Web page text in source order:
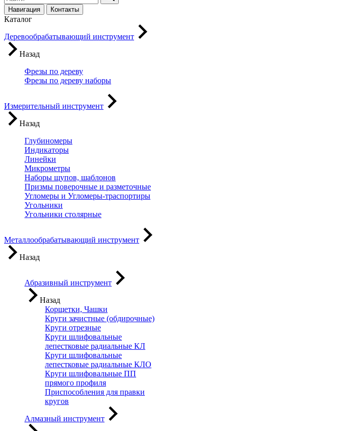
Навигация Контакты
Каталог
Деревообрабатывающий инструмент
Назад
Фрезы по дереву
Фрезы по дереву наборы
Измерительный инструмент
Назад
Глубиномеры
Индикаторы
Линейки
Микрометры
Наборы щупов, шаблонов
Призмы поверочные и разметочные
Угломеры и Угломеры-траспортиры
Угольники
Угольники столярные
Металлообрабатывающий инструмент
Назад
Абразивный инструмент
Назад
Корщетки, Чашки
Круги зачистные (обдирочные)
Круги отрезные
Круги шлифовальные
лепестковые радиальные КЛ
Круги шлифовальные
лепестковые радиальные КЛО
Круги шлифовальные ПП
прямого профиля
Приспособления для правки
кругов
Алмазный инструмент